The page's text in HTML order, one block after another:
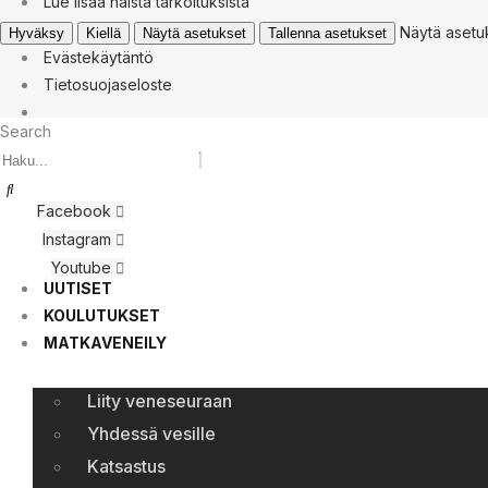
Hyväksy Kiellä Näytä asetukset Tallenna asetukset
Näytä
Evästekäytäntö
Tietosuojaseloste
Search
Facebook
Instagram
Youtube
UUTISET
KOULUTUKSET
MATKAVENEILY
Liity veneseuraan
Yhdessä vesille
Katsastus